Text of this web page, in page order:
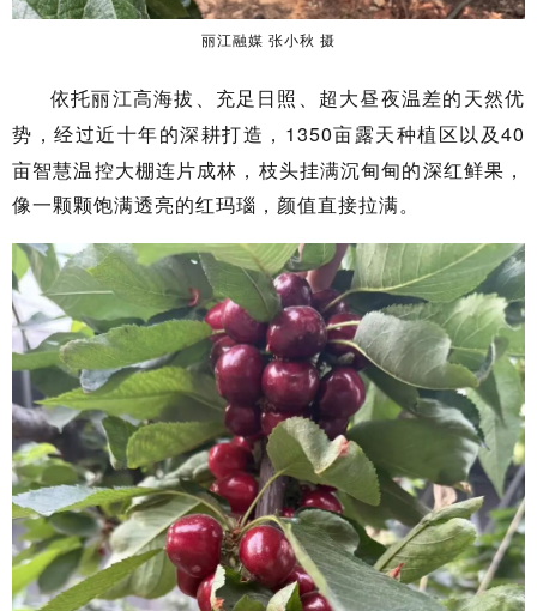
丽江融媒 张小秋 摄
依托丽江高海拔、充足日照、超大昼夜温差的天然优
势，经过近十年的深耕打造， 1350亩露天种植区 以及 40
亩智慧温控大棚连片成林，枝头挂满沉甸甸的深红鲜果，
像一颗颗饱满透亮的红玛瑙，颜值直接拉满。